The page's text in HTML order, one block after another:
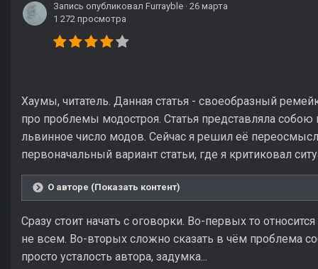
Запись опубликовал Furrayble · 26 марта
1 272 просмотра
Хаумы, читатель. Данная статья - своеобразный
про проблемы модостроя. Статья представляла
львинное число модов. Сейчас я решил её
первоначальный вариант статьи, где я критиковал
О авторе (Показать контент)
Сразу стоит начать с оговорки. Во-первых то
не всем. Во-вторых сложно сказать в чём проблема
просто усталость автора, задумка...